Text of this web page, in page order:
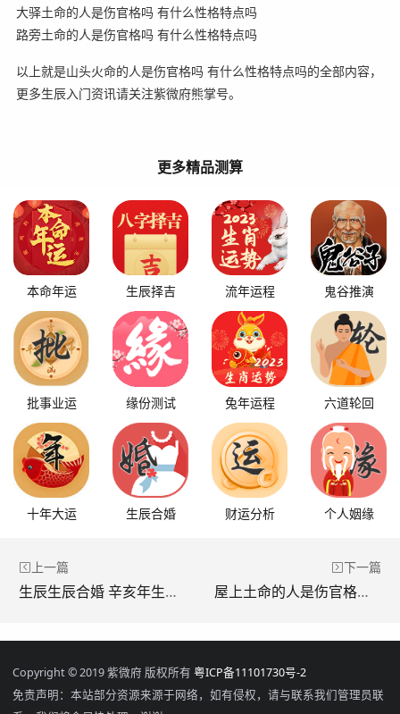
大驿土命的人是伤官格吗 有什么性格特点吗
路旁土命的人是伤官格吗 有什么性格特点吗
以上就是山头火命的人是伤官格吗 有什么性格特点吗的全部内容，
更多生辰入门资讯请关注紫微府熊掌号。
更多精品测算
本命年运 生辰择吉 流年运程 鬼谷推演
批事业运 缘份测试 兔年运程 六道轮回
十年大运 生辰合婚 财运分析 个人姻缘
上一篇
生辰生辰合婚 辛亥年生的人和谁最配
下一篇
屋上土命的人是伤官格吗 有什么性格特点吗
Copyright © 2019 紫微府 版权所有 粤ICP备11101730号-2
免责声明：本站部分资源来源于网络，如有侵权，请与联系我们管理员联